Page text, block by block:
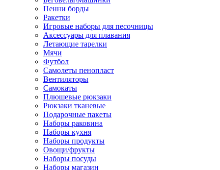
Пенни борды
Ракетки
Игровые наборы для песочницы
Аксессуары для плавания
Летающие тарелки
Мячи
Футбол
Самолеты пенопласт
Вентиляторы
Самокаты
Плюшевые рюкзаки
Рюкзаки тканевые
Подарочные пакеты
Наборы раковина
Наборы кухня
Наборы продукты
Овощи/фрукты
Наборы посуды
Наборы магазин